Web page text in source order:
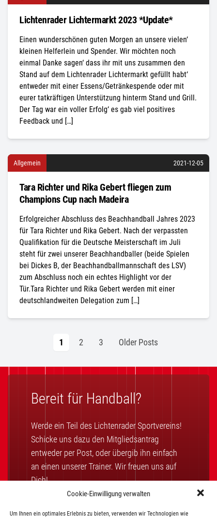
Cookie-Einwilligung verwalten
Um Ihnen ein optimales Erlebnis zu bieten, verwenden wir Technologien wie
Lichtenrader Lichtermarkt 2023 *Update*
Einen wunderschönen guten Morgen an unsere vielen‘
kleinen Helferlein und Spender. Wir möchten noch
einmal Danke sagen‘ dass ihr mit uns zusammen den
Stand auf dem Lichtenrader Lichtermarkt gefüllt habt‘
entweder mit einer Essens/Getränkespende oder mit
eurer tatkräftigen Unterstützung hinterm Stand und Grill.
Der Tag war ein voller Erfolg‘ es gab viel positives
Feedback und […]
Allgemein 2021-12-05
Tara Richter und Rika Gebert fliegen zum
Champions Cup nach Madeira
Erfolgreicher Abschluss des Beachhandball Jahres 2023
für Tara Richter und Rika Gebert. Nach der verpassten
Qualifikation für die Deutsche Meisterschaft im Juli
steht für zwei unserer Beachhandballer (beide Spielen
bei Dickes B, der Beachhandballmannschaft des LSV)
zum Abschluss noch ein echtes Highlight vor der
Tür.Tara Richter und Rika Gebert werden mit einer
deutschlandweiten Delegation zum […]
1 2 3 Older Posts
Bereit für Handball?
Werde ein Teil des Lichtenrader Sportvereins!
Schicke uns dazu den Mitgliedsantrag
entweder per Post, oder übergib ihn einfach
an einen unserer Trainer. Wir freuen uns auf
Dich!
Mitglied werden